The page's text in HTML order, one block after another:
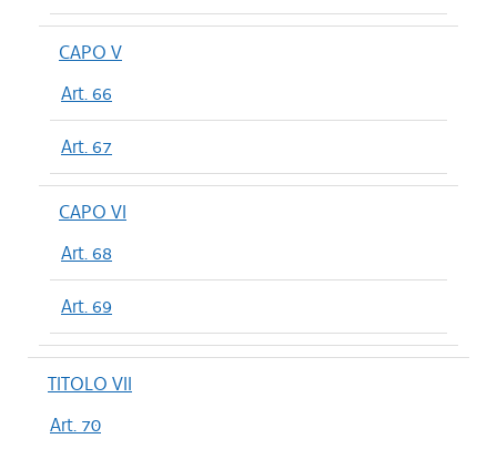
CAPO V
Art. 66
Art. 67
CAPO VI
Art. 68
Art. 69
TITOLO VII
Art. 70